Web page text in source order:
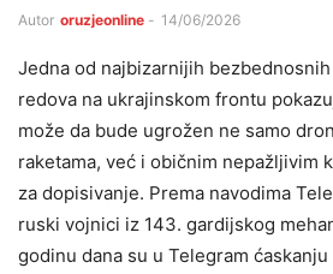
Autor oruzjeonline - 14/06/2026
Jedna od najbizarnijih
redova na ukrajinskom frontu
može da bude ugrožen ne samo
raketama, već i običnim nepažljivim
za dopisivanje. Prema navodima
ruski vojnici iz 143. gardijskog
godinu dana su u Telegram